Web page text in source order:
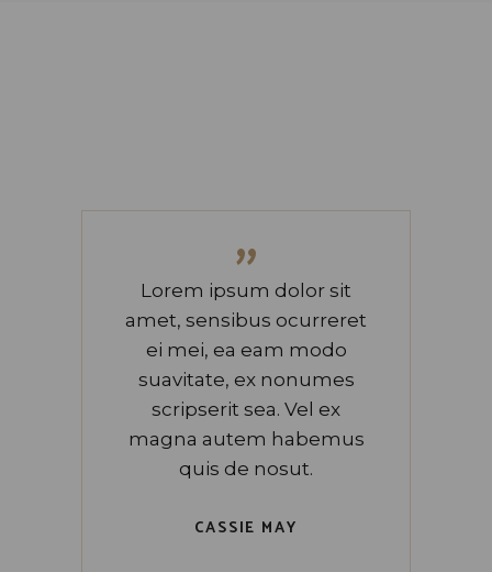
”
Lorem ipsum dolor sit
amet, sensibus ocurreret
ei mei, ea eam modo
suavitate, ex nonumes
scripserit sea. Vel ex
magna autem habemus
quis de nosut.
CASSIE MAY